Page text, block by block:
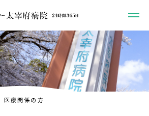
医療関係の方